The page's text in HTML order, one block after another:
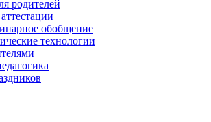
родителей
обобщение
технологии